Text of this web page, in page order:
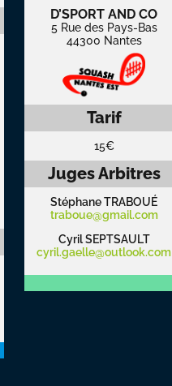
D’SPORT AND CO
5 Rue des Pays-Bas
44300 Nantes
Tarif
15€
Juges Arbitres
Stéphane TRABOUÉ
traboue@gmail.com
Cyril SEPTSAULT
cyril.gaelle@outlook.com